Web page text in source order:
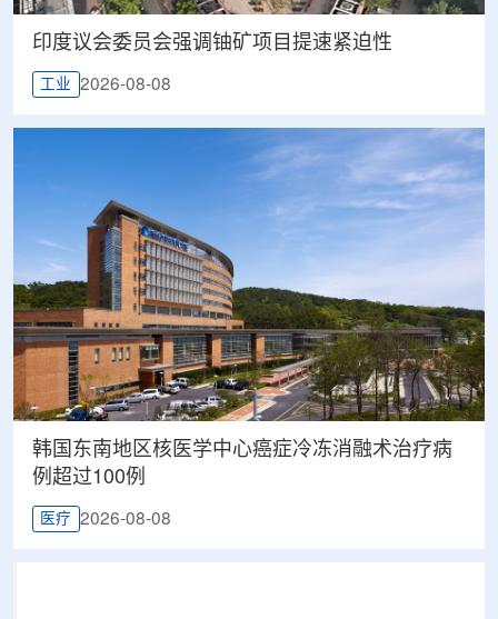
印度议会委员会强调铀矿项目提速紧迫性
工业 2026-08-08
韩国东南地区核医学中心癌症冷冻消融术治疗病
例超过100例
医疗 2026-08-08